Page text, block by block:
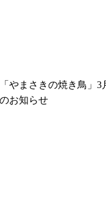
「やまさきの焼き鳥」
のお知らせ